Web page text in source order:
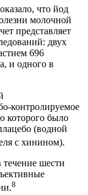
что йод
молочной
представляет
двух
696
и одного в
контролируемое
которого было
(водной
с хинином).
шести
8